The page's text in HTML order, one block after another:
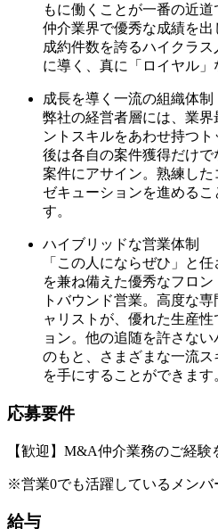
もに働くことが一番の近
仲介業界で優秀な成績を
成約件数を誇るハイクラ
に導く、真に「ロイヤル」
成長を導く一流の組織体制
弊社の経営者層には、業
ントスキルをあわせ持つ
後は各自の案件獲得だけ
案件にアサイン。熟練し
ゼキューションを進める
す。
ハイブリッドな営業体制
「この人にならぜひ」と
を兼ね備えた優秀なフロ
トバウンド営業。高度な
ャリストが、優れた生産
ョン。他の追随を許さな
のもと、さまざまな一流
を手にすることができます
応募要件
【歓迎】M&A仲介業務のご経験
※営業0でも活躍しているメンバ
給与